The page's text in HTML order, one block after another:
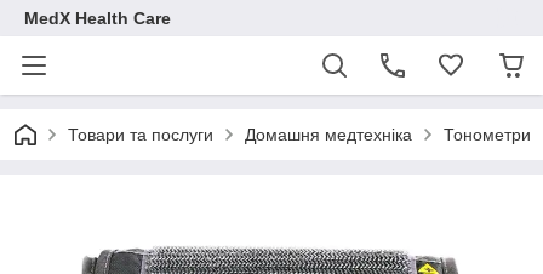
MedX Health Care
Товари та послуги Домашня медтехніка Тонометри